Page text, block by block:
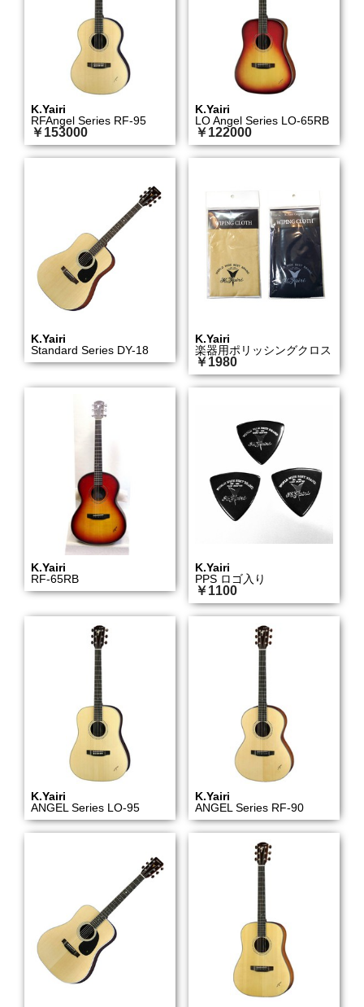
K.Yairi
RFAngel Series RF-95
￥153000
K.Yairi
LO Angel Series LO-65RB
￥122000
K.Yairi
Standard Series DY-18
K.Yairi
楽器用ポリッシングクロス
￥1980
K.Yairi
RF-65RB
K.Yairi
PPS ロゴ入り
￥1100
K.Yairi
ANGEL Series LO-95
K.Yairi
ANGEL Series RF-90